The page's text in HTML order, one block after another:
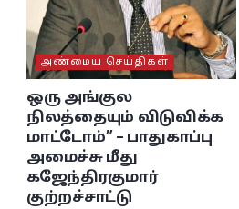
அண்மைய செய்திகள்
ஒரு அங்குல
நிலத்தையும் விடுவிக்க
மாட்டோம்” – பாதுகாப்பு
அமைச்சு மீது
கஜேந்திரகுமார்
குற்றச்சாட்டு